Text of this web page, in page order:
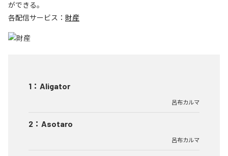
ができる。
各配信サービス： 財産
1 ： Aligator
呂布カルマ
2 ： Asotaro
呂布カルマ